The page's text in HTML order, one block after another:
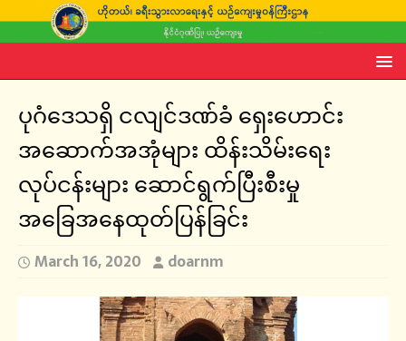
ပုဂံဒေသရှိ ငလျင်ဒဏ်ခံ ရှေးဟောင်း
အဆောက်အအုံများ ထိန်းသိမ်းရေး
လုပ်ငန်းများ ဆောင်ရွက်ပြီးစီးမှု
အခြေအနေထုတ်ပြန်ခြင်း
March 16, 2020 doarnm